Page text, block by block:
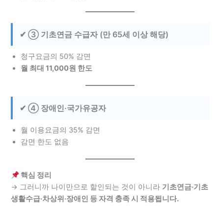
✔ ③ 기초연금 수급자 (만 65세 이상 해당)
청구요금의 50% 감면
월 최대 11,000원 한도
✔ ④ 장애인·국가유공자
월 이용요금의 35% 감면
감면 한도 없음
핵심 정리
→ 그러니까 나이만으로 할인되는 것이 아니라 기초연금·기초
생활수급·차상위·장애인 등 자격 충족 시 적용됩니다.